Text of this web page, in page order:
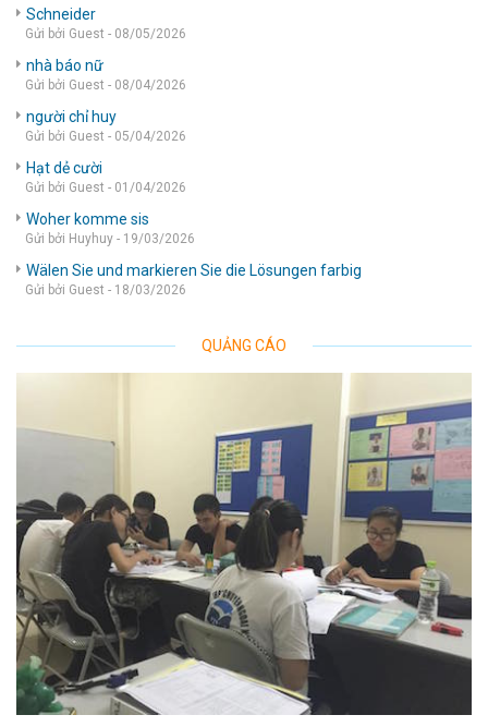
Schneider
Gửi bởi Guest - 08/05/2026
nhà báo nữ
Gửi bởi Guest - 08/04/2026
người chỉ huy
Gửi bởi Guest - 05/04/2026
Hạt dẻ cười
Gửi bởi Guest - 01/04/2026
Woher komme sis
Gửi bởi Huyhuy - 19/03/2026
Wälen Sie und markieren Sie die Lösungen farbig
Gửi bởi Guest - 18/03/2026
QUẢNG CÁO